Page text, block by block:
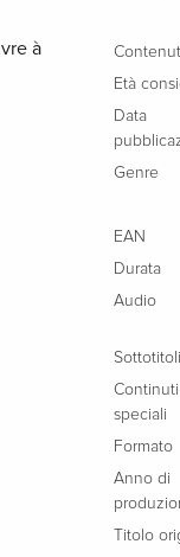
à
Età
Data
Genre
EAN
Durata
Audio
Sottotitoli
Continuti
speciali
Formato
Anno di
Titolo